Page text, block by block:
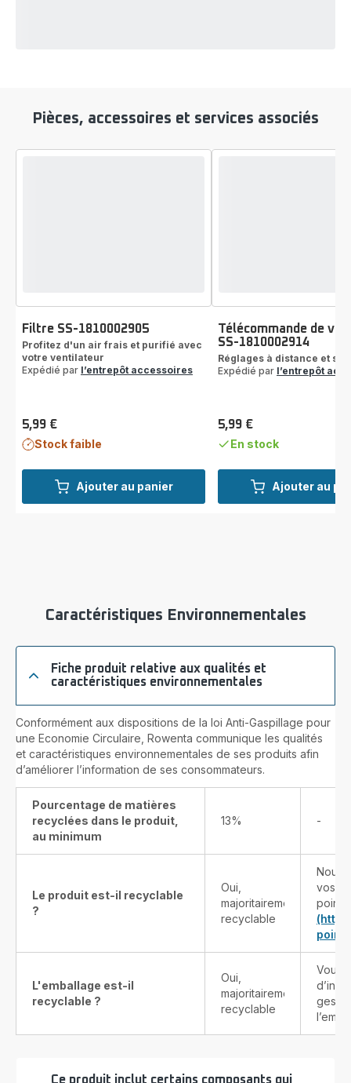
Pièces, accessoires et services associés
Ajouter au panier
Filtre SS-1810002905
Profitez d'un air frais et purifié avec
votre ventilateur
Expédié par l’entrepôt accessoires
Prix
5,99 €
Stock faible
Ajouter au
Télécommande de
SS-1810002914
Réglages à distance et
Expédié par l’entrepôt
Prix
5,99 €
En stock
Caractéristiques Environnementales
Fiche produit relative aux qualités et
caractéristiques environnementales
Conformément aux dispositions de la loi Anti-Gaspillage pour
une Economie Circulaire, Rowenta communique les qualités
et caractéristiques environnementales de ses produits afin
d’améliorer l’information de ses consommateurs.
Pourcentage de matières
recyclées dans le produit,
au minimum
13% -
Le produit est-il recyclable
?
Oui,
majoritairement
recyclable
Nous
vos
L'emballage est-il
recyclable ?
Oui,
majoritairement
recyclable
Vous
Ce produit inclut certains composants qui